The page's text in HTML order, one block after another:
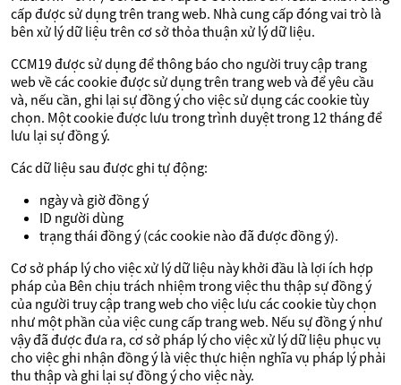
cấp được sử dụng trên trang web. Nhà cung cấp đóng vai trò là
bên xử lý dữ liệu trên cơ sở thỏa thuận xử lý dữ liệu.
CCM19 được sử dụng để thông báo cho người truy cập trang
web về các cookie được sử dụng trên trang web và để yêu cầu
và, nếu cần, ghi lại sự đồng ý cho việc sử dụng các cookie tùy
chọn. Một cookie được lưu trong trình duyệt trong 12 tháng để
lưu lại sự đồng ý.
Các dữ liệu sau được ghi tự động:
ngày và giờ đồng ý
ID người dùng
trạng thái đồng ý (các cookie nào đã được đồng ý).
Cơ sở pháp lý cho việc xử lý dữ liệu này khởi đầu là lợi ích hợp
pháp của Bên chịu trách nhiệm trong việc thu thập sự đồng ý
của người truy cập trang web cho việc lưu các cookie tùy chọn
như một phần của việc cung cấp trang web. Nếu sự đồng ý như
vậy đã được đưa ra, cơ sở pháp lý cho việc xử lý dữ liệu phục vụ
cho việc ghi nhận đồng ý là việc thực hiện nghĩa vụ pháp lý phải
thu thập và ghi lại sự đồng ý cho việc này.